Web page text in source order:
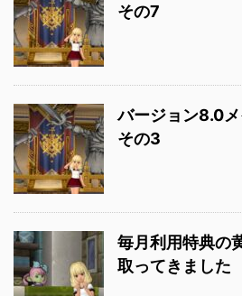
その7
バージョン8.0
その3
毎月利用特典の
取ってきました